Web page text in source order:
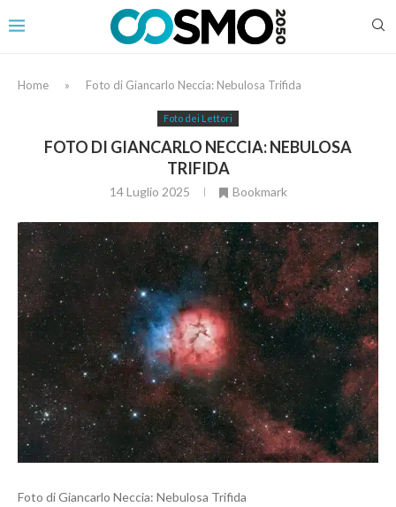
Home » Foto di Giancarlo Neccia: Nebulosa Trifida
Foto dei Lettori
FOTO DI GIANCARLO NECCIA: NEBULOSA
TRIFIDA
14 Luglio 2025 Bookmark
Foto di Giancarlo Neccia: Nebulosa Trifida